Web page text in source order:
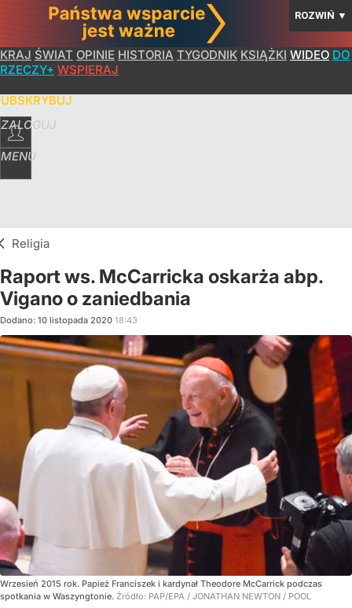
ROZWIŃ ▼
KRAJ ŚWIAT OPINIE HISTORIA TYGODNIK KSIĄŻKI WIDEO DO
RZECZY+ WSPIERAJ
ZALOGUJ
MENU
Religia
Raport ws. McCarricka oskarża abp.
Vigano o zaniedbania
Dodano: 10 listopada 2020 18:43
Wrzesień 2015 rok. Papież Franciszek i kardynał Theodore McCarrick podczas
spotkania w Waszyngtonie. Źródło: PAP/EPA / JONATHAN NEWTON / POOL